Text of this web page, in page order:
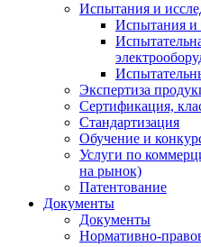
Испытания и
Испытания и
Экспертиза
Сертификация,
Стандартизация
Обучение и
Услуги по
на рынок)
Патентование
Документы
Документы
Нормативно-